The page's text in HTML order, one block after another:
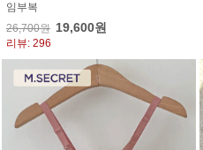
임부복
26,700원 19,600원
리뷰: 296